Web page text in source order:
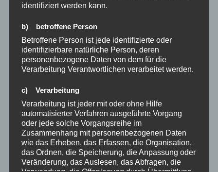
66 Tage
2022
2023
2024
2025
2026
angst
angstfrei
Antworten finden
identifiziert werden kann.
b) betroffene Person
Betroffene Person ist jede identifizierte oder
identifizierbare natürliche Person, deren
personenbezogene Daten von dem für die
Verarbeitung Verantwortlichen verarbeitet werden.
c) Verarbeitung
Verarbeitung ist jeder mit oder ohne Hilfe
automatisierter Verfahren ausgeführte Vorgang
oder jede solche Vorgangsreihe im
Zusammenhang mit personenbezogenen Daten
wie das Erheben, das Erfassen, die Organisation,
das Ordnen, die Speicherung, die Anpassung oder
Veränderung, das Auslesen, das Abfragen, die